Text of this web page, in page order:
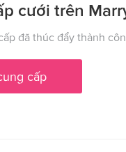
cưới trên
đã thúc đẩy thành
cấp